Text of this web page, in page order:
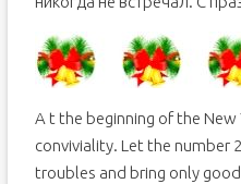
A t the beginning of the New
conviviality. Let the number
troubles and bring only